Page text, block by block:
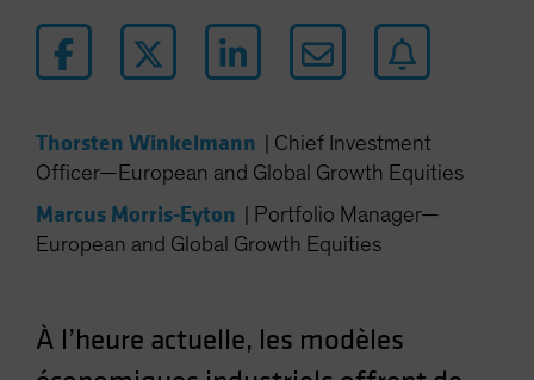
Norway
Other Asia-Pacific
Portugal
Singapore
South Korea - 대한민국
Spain
Switzerland
Taiwan - 台灣
Thorsten Winkelmann
Chief Investment
Officer—European and Global Growth Equities
Marcus Morris-Eyton
Portfolio Manager—
European and Global Growth Equities
À l’heure actuelle, les modèles